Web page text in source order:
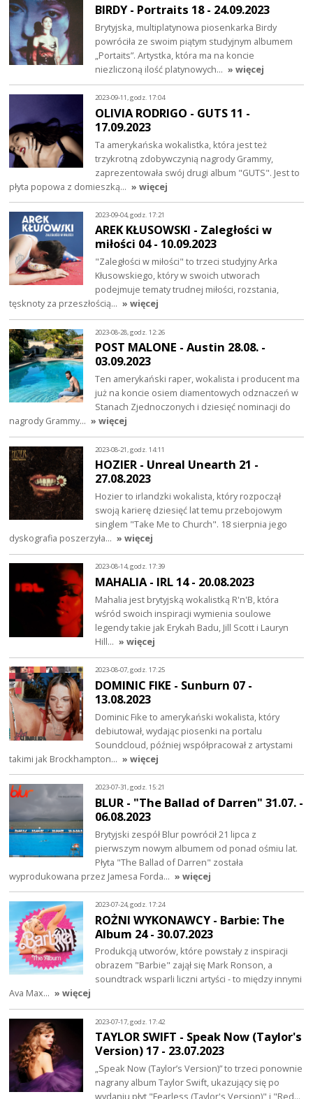
BIRDY - Portraits 18 - 24.09.2023
Brytyjska, multiplatynowa piosenkarka Birdy
powróciła ze swoim piątym studyjnym albumem
„Portaits”. Artystka, która ma na koncie
niezliczoną ilość platynowych… » więcej
2023-09-11, godz. 17:04
OLIVIA RODRIGO - GUTS 11 -
17.09.2023
Ta amerykańska wokalistka, która jest też
trzykrotną zdobywczynią nagrody Grammy,
zaprezentowała swój drugi album "GUTS". Jest to
płyta popowa z domieszką… » więcej
2023-09-04, godz. 17:21
AREK KŁUSOWSKI - Zaległości w
miłości 04 - 10.09.2023
"Zaległości w miłości" to trzeci studyjny Arka
Kłusowskiego, który w swoich utworach
podejmuje tematy trudnej miłości, rozstania,
tęsknoty za przeszłością… » więcej
2023-08-28, godz. 12:26
POST MALONE - Austin 28.08. -
03.09.2023
Ten amerykański raper, wokalista i producent ma
już na koncie osiem diamentowych odznaczeń w
Stanach Zjednoczonych i dziesięć nominacji do
nagrody Grammy… » więcej
2023-08-21, godz. 14:11
HOZIER - Unreal Unearth 21 -
27.08.2023
Hozier to irlandzki wokalista, który rozpoczął
swoją karierę dziesięć lat temu przebojowym
singlem "Take Me to Church". 18 sierpnia jego
dyskografia poszerzyła… » więcej
2023-08-14, godz. 17:39
MAHALIA - IRL 14 - 20.08.2023
Mahalia jest brytyjską wokalistką R'n'B, która
wśród swoich inspiracji wymienia soulowe
legendy takie jak Erykah Badu, Jill Scott i Lauryn
Hill… » więcej
2023-08-07, godz. 17:25
DOMINIC FIKE - Sunburn 07 -
13.08.2023
Dominic Fike to amerykański wokalista, który
debiutował, wydając piosenki na portalu
Soundcloud, później współpracował z artystami
takimi jak Brockhampton… » więcej
2023-07-31, godz. 15:21
BLUR - "The Ballad of Darren" 31.07. -
06.08.2023
Brytyjski zespół Blur powrócił 21 lipca z
pierwszym nowym albumem od ponad ośmiu lat.
Płyta "The Ballad of Darren" została
wyprodukowana przez Jamesa Forda… » więcej
2023-07-24, godz. 17:24
ROŻNI WYKONAWCY - Barbie: The
Album 24 - 30.07.2023
Produkcją utworów, które powstały z inspiracji
obrazem "Barbie" zajął się Mark Ronson, a
soundtrack wsparli liczni artyści - to między innymi
Ava Max… » więcej
2023-07-17, godz. 17:42
TAYLOR SWIFT - Speak Now (Taylor's
Version) 17 - 23.07.2023
„Speak Now (Taylor’s Version)” to trzeci ponownie
nagrany album Taylor Swift, ukazujący się po
wydaniu płyt "Fearless (Taylor's Version)" i "Red…